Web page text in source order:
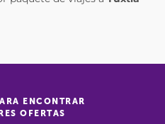
ENCONTRAR
OFERTAS